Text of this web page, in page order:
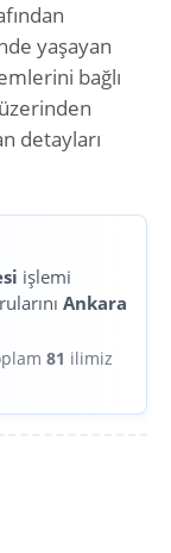
yaşayan
bağlı
detayları
işlemi
Ankara
81 ilimiz